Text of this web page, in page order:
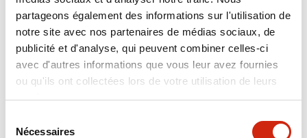
partageons également des informations sur l'utilisation de
notre site avec nos partenaires de médias sociaux, de
publicité et d'analyse, qui peuvent combiner celles-ci
avec d'autres informations que vous leur avez fournies
ou qu'ils ont collectées lors de votre utilisation de leurs
services.
Nécessaires
Electrical Specifications
Environmental Specifications
Hardware Specifications
Mechanical Specifications